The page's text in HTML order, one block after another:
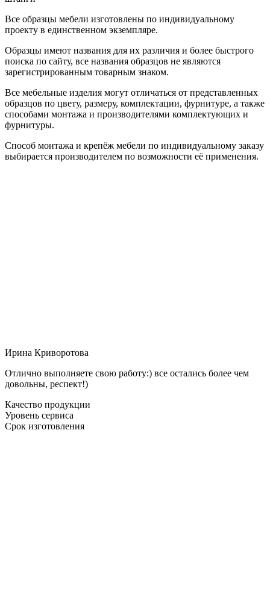
Все образцы мебели изготовлены по индивидуальному
проекту в единственном экземпляре.
Образцы имеют названия для их различия и более быстрого
поиска по сайту, все названия образцов не являются
зарегистрированным товарным знаком.
Все мебельные изделия могут отличаться от представленных
образцов по цвету, размеру, комплектации, фурнитуре, а также
способами монтажа и производителями комплектующих и
фурнитуры.
Способ монтажа и крепёж мебели по индивидуальному заказу
выбирается производителем по возможности её применения.
Ирина Криворотова
Отлично выполняете свою работу:) все остались более чем
довольны, респект!)
Качество продукции
Уровень сервиса
Срок изготовления